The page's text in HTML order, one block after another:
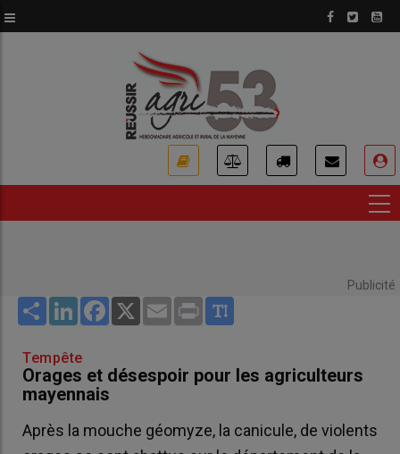
au
Publicité
Share LinkedInFacebook
X Email Print
Tempête
Orages et désespoir pour les agriculteurs
mayennais
Après la mouche géomyze, la canicule, de violents